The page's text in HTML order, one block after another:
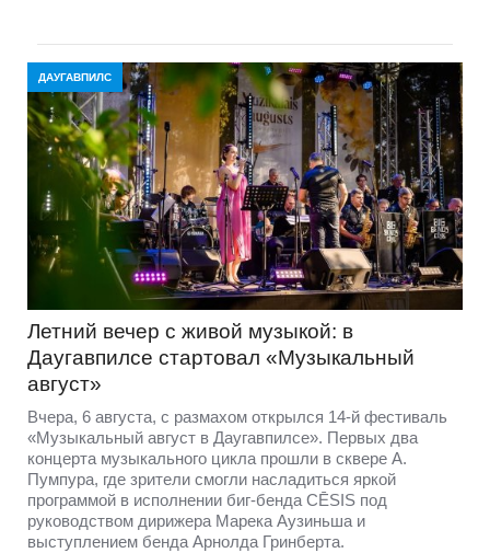
ДАУГАВПИЛС
Летний вечер с живой музыкой: в
Даугавпилсе стартовал «Музыкальный
август»
Вчера, 6 августа, с размахом открылся 14-й фестиваль
«Музыкальный август в Даугавпилсе». Первых два
концерта музыкального цикла прошли в сквере А.
Пумпура, где зрители смогли насладиться яркой
программой в исполнении биг-бенда CĒSIS под
руководством дирижера Марека Аузиньша и
выступлением бенда Арнолда Гринберта.